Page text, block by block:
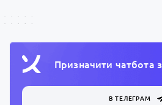
Призначити чатбота
В ТЕЛЕГРАМ